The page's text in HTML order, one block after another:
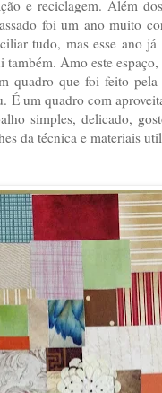
e reciclagem. Além
foi um ano muito
tudo, mas esse ano
também. Amo este
quadro que foi feito
É um quadro com
simples, delicado,
da técnica e materiais